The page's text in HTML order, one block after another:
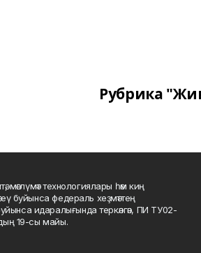
Рубрика
мәғлүмәт технологиялары һәм киң
буйынса федераль хеҙмәттең
идаралығында теркәлгән, ПИ ТУ02-
19-сы майы.